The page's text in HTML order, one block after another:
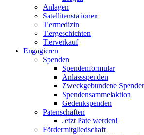
Anlagen
Satellitenstationen
Tiermedizin
Tiergeschichten
Tierverkauf
Engagieren
Spenden
Spendenformular
Anlassspenden
Zweckgebundene
Spendensammelaktion
Gedenkspenden
Patenschaften
Jetzt Pate werden!
Fördermitgliedschaft